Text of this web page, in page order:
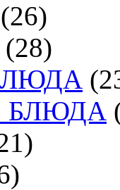
(26)
(28)
БЛЮДА